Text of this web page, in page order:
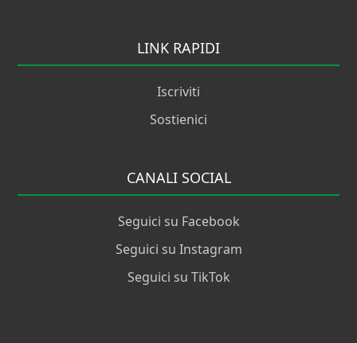
LINK RAPIDI
Iscriviti
Sostienici
CANALI SOCIAL
Seguici su Facebook
Seguici su Instagram
Seguici su TikTok